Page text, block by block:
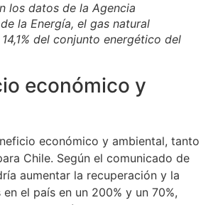
los datos de la Agencia
la Energía, el gas natural
del conjunto energético del
económico y
económico y ambiental, tanto
Chile. Según el comunicado de
aumentar la recuperación y la
el país en un 200% y un 70%,